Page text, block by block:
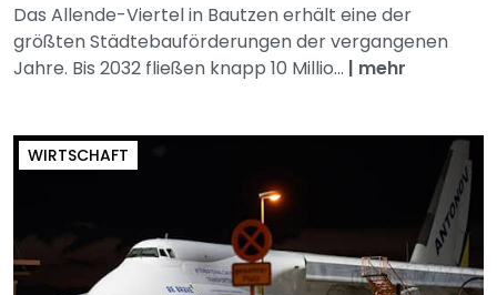
Das Allende-Viertel in Bautzen erhält eine der
größten Städtebauförderungen der vergangenen
Jahre. Bis 2032 fließen knapp 10 Millio... | mehr
WIRTSCHAFT